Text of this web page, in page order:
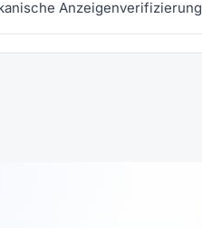
Anzeigenverifizierung